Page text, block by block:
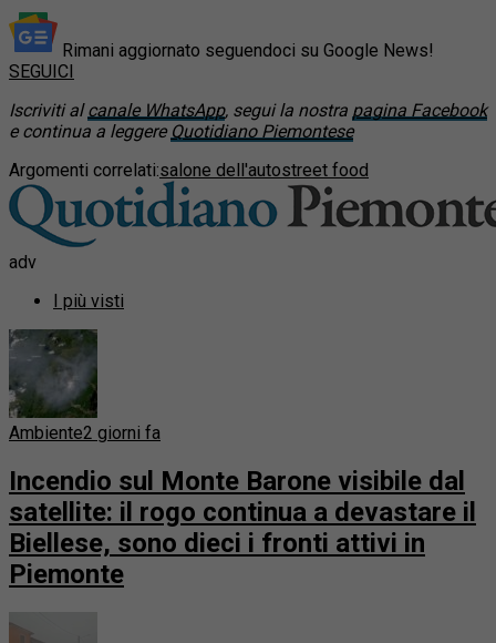
Rimani aggiornato seguendoci su Google News!
SEGUICI
Iscriviti alcanale WhatsApp, segui la nostra pagina Facebook
e continua a leggere Quotidiano Piemontese
Argomenti correlati:salone dell'autostreet food
adv
I più visti
Ambiente2 giorni fa
Incendio sul Monte Barone visibile dal
satellite: il rogo continua a devastare il
Biellese, sono dieci i fronti attivi in
Piemonte